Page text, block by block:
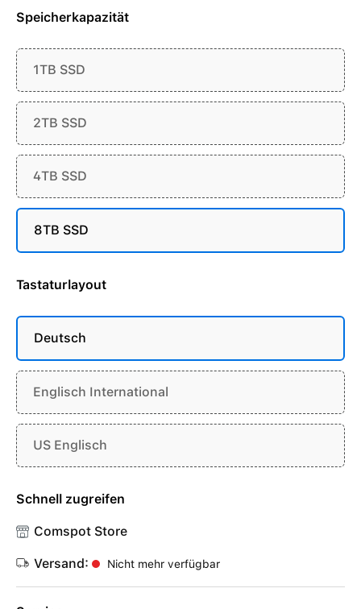
Speicherkapazität
1TB SSD
2TB SSD
4TB SSD
8TB SSD
Tastaturlayout
Deutsch
Englisch International
US Englisch
Schnell zugreifen
Comspot Store
Versand: Nicht mehr verfügbar